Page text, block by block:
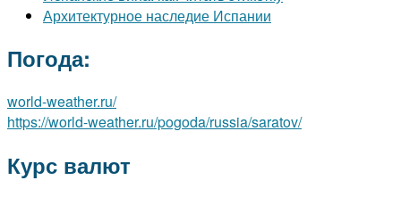
Архитектурное наследие Испании
Погода:
world-weather.ru/
https://world-weather.ru/pogoda/russia/saratov/
Курс валют